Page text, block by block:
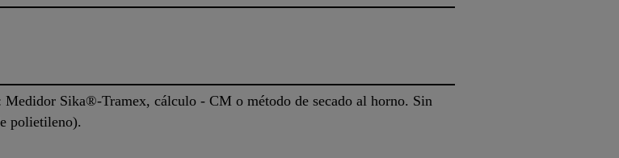
Medidor Sika®-Tramex, cálculo - CM o método de secado al horno. Sin
polietileno).